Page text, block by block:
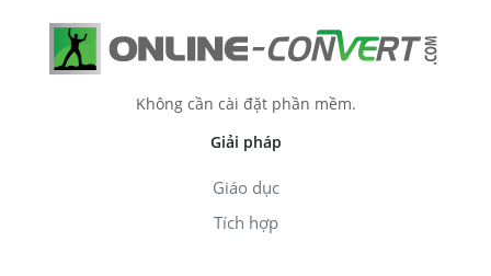
Không cần cài đặt phần mềm.
Giải pháp
Giáo dục
Tích hợp